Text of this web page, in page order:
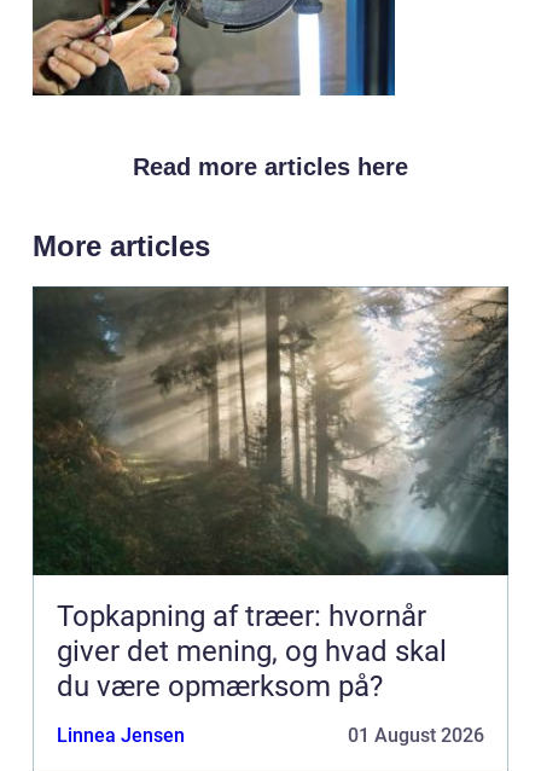
Read more articles here
More articles
Topkapning af træer: hvornår
giver det mening, og hvad skal
du være opmærksom på?
Linnea Jensen 01 August 2026